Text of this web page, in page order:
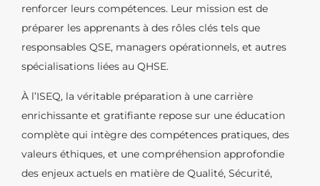
renforcer leurs compétences. Leur mission est de
préparer les apprenants à des rôles clés tels que
responsables QSE, managers opérationnels, et autres
spécialisations liées au QHSE.
À l’ISEQ, la véritable préparation à une carrière
enrichissante et gratifiante repose sur une éducation
complète qui intègre des compétences pratiques, des
valeurs éthiques, et une compréhension approfondie
des enjeux actuels en matière de Qualité, Sécurité,